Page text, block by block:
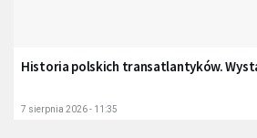
Historia polskich transatlantyków.
7 sierpnia 2026 - 11:35